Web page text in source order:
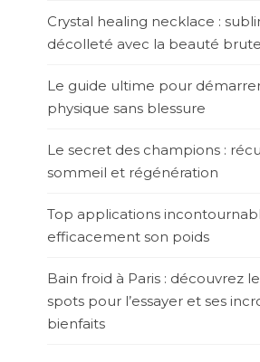
Crystal healing necklace :
décolleté avec la beauté
Le guide ultime pour
physique sans blessure
Le secret des champions :
sommeil et régénération
Top applications
efficacement son poids
Bain froid à Paris : découvrez
spots pour l’essayer et ses
bienfaits